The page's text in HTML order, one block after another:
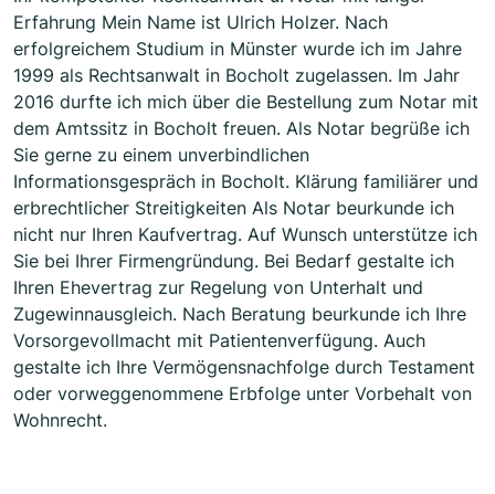
Erfahrung Mein Name ist Ulrich Holzer. Nach
erfolgreichem Studium in Münster wurde ich im Jahre
1999 als Rechtsanwalt in Bocholt zugelassen. Im Jahr
2016 durfte ich mich über die Bestellung zum Notar mit
dem Amtssitz in Bocholt freuen. Als Notar begrüße ich
Sie gerne zu einem unverbindlichen
Informationsgespräch in Bocholt. Klärung familiärer und
erbrechtlicher Streitigkeiten Als Notar beurkunde ich
nicht nur Ihren Kaufvertrag. Auf Wunsch unterstütze ich
Sie bei Ihrer Firmengründung. Bei Bedarf gestalte ich
Ihren Ehevertrag zur Regelung von Unterhalt und
Zugewinnausgleich. Nach Beratung beurkunde ich Ihre
Vorsorgevollmacht mit Patientenverfügung. Auch
gestalte ich Ihre Vermögensnachfolge durch Testament
oder vorweggenommene Erbfolge unter Vorbehalt von
Wohnrecht.